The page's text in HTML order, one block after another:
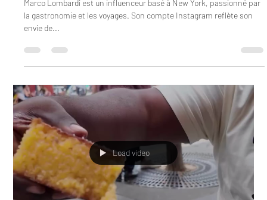
Load video
meltrestaurant75
4 oct. 2025
2 min de lecture
Marco Lombardi : Découvrir le Texas BBQ à Paris
Marco Lombardi est un influenceur basé à New York, passionné par
la gastronomie et les voyages. Son compte Instagram reflète son
envie de...